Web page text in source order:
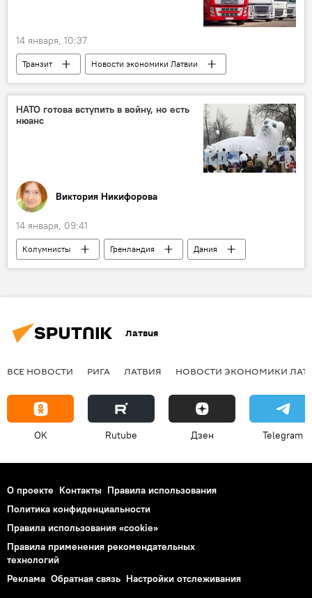
14 января, 10:37
Транзит
Новости экономики Латвии
грузоперевозки
Автотранспортная дирекция
НАТО готова вступить в войну, но есть
нюанс
Виктория Никифорова
14 января, 09:41
Колумнисты Гренландия
Дания
США
НАТО
Латвия
ВСЕ НОВОСТИ РИГА ЛАТВИЯ НОВОСТИ ЭКОНОМИКИ
OK Rutube Дзен Telegram
О проекте Контакты Правила использования
Политика конфиденциальности
Правила использования «cookie»
Правила применения рекомендательных
технологий
Реклама Обратная связь Настройки отслеживания